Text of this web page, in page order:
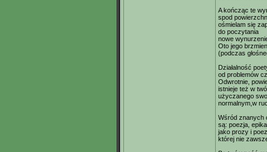
A kończąc te
spod
ośmielam się
do poczytania
nowe
Oto jego
(podczas
Działalność
od problemów
Odwrotnie,
istnieje też w
użyczanego
normalnym,w
Wśród znanych
są: poezja,
jako prozy i
której nie